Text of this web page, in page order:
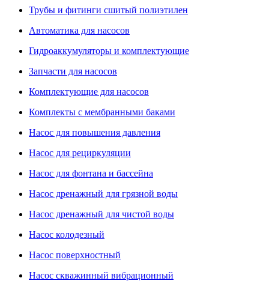
Трубы и фитинги сшитый полиэтилен
Автоматика для насосов
Гидроаккумуляторы и комплектующие
Запчасти для насосов
Комплектующие для насосов
Комплекты с мембранными баками
Насос для повышения давления
Насос для рециркуляции
Насос для фонтана и бассейна
Насос дренажный для грязной воды
Насос дренажный для чистой воды
Насос колодезный
Насос поверхностный
Насос скважинный вибрационный